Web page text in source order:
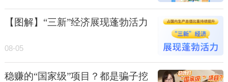
【图解】“三新”经济展现蓬勃活力
08-05
稳赚的“国家级”项目？都是骗子挖